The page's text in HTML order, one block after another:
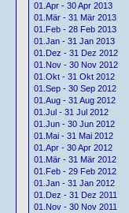
01.Apr - 30 Apr 2013
01.Mär - 31 Mär 2013
01.Feb - 28 Feb 2013
01.Jan - 31 Jan 2013
01.Dez - 31 Dez 2012
01.Nov - 30 Nov 2012
01.Okt - 31 Okt 2012
01.Sep - 30 Sep 2012
01.Aug - 31 Aug 2012
01.Jul - 31 Jul 2012
01.Jun - 30 Jun 2012
01.Mai - 31 Mai 2012
01.Apr - 30 Apr 2012
01.Mär - 31 Mär 2012
01.Feb - 29 Feb 2012
01.Jan - 31 Jan 2012
01.Dez - 31 Dez 2011
01.Nov - 30 Nov 2011